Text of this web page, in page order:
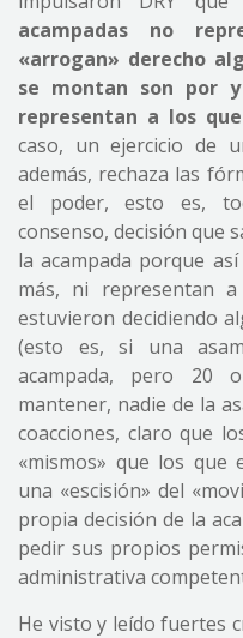
acampadas no
«arrogan» derecho
se montan son por
representan a los
caso, un ejercicio de
además, rechaza las
el poder, esto es,
consenso, decisión que
la acampada porque
más, ni representan
estuvieron decidiendo
(esto es, si una
acampada, pero 20
mantener, nadie de la
coacciones, claro que
«mismos» que los que
una «escisión» del
propia decisión de la
pedir sus propios
administrativa
He visto y leído fuertes